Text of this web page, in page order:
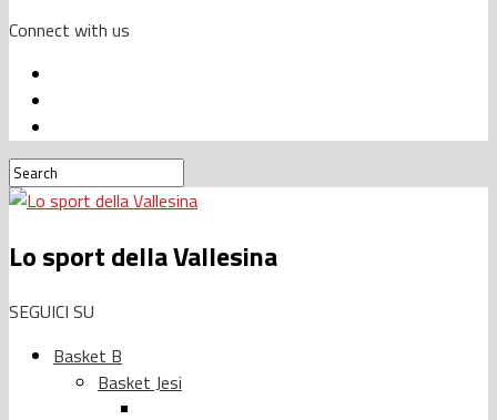
Connect with us
Lo sport della Vallesina
SEGUICI SU
Basket B
Basket Jesi